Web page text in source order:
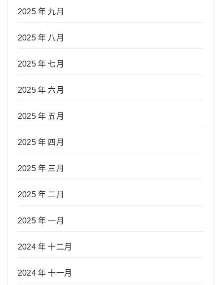
2025 年 九月
2025 年 八月
2025 年 七月
2025 年 六月
2025 年 五月
2025 年 四月
2025 年 三月
2025 年 二月
2025 年 一月
2024 年 十二月
2024 年 十一月